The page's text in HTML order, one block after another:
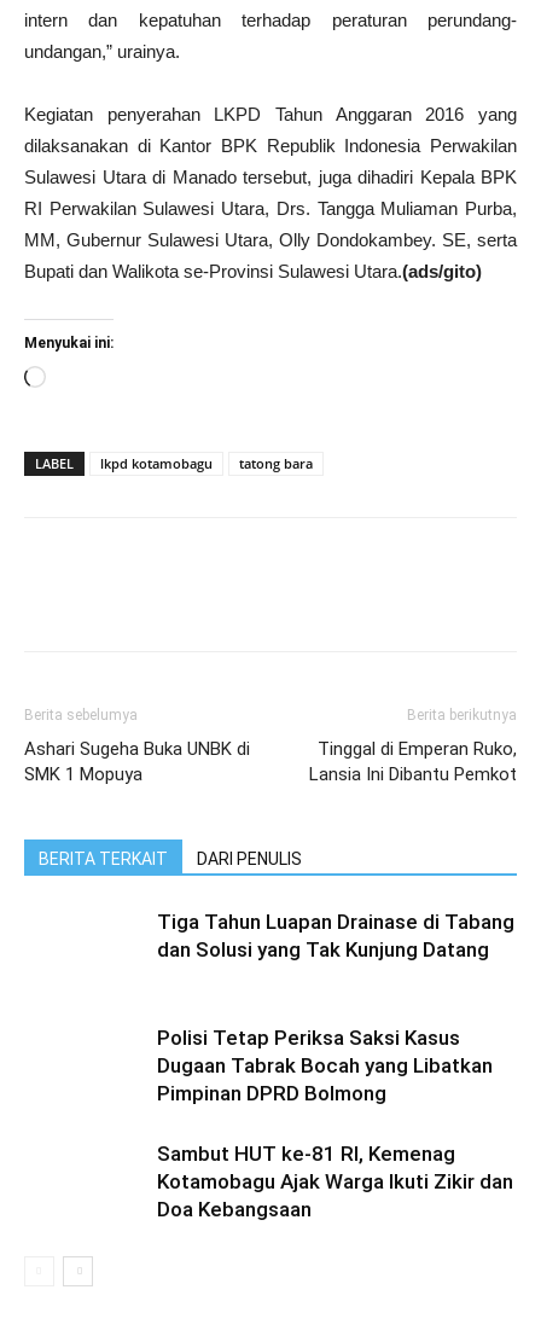
intern dan kepatuhan terhadap peraturan perundang-
undangan,” urainya.
Kegiatan penyerahan LKPD Tahun Anggaran 2016 yang
dilaksanakan di Kantor BPK Republik Indonesia Perwakilan
Sulawesi Utara di Manado tersebut, juga dihadiri Kepala BPK
RI Perwakilan Sulawesi Utara, Drs. Tangga Muliaman Purba,
MM, Gubernur Sulawesi Utara, Olly Dondokambey. SE, serta
Bupati dan Walikota se-Provinsi Sulawesi Utara.(ads/gito)
Menyukai ini:
Memuat...
LABEL lkpd kotamobagu tatong bara
Berita sebelumya
Ashari Sugeha Buka UNBK di
SMK 1 Mopuya
Berita berikutnya
Tinggal di Emperan Ruko,
Lansia Ini Dibantu Pemkot
BERITA TERKAIT DARI PENULIS
Tiga Tahun Luapan Drainase di Tabang
dan Solusi yang Tak Kunjung Datang
Polisi Tetap Periksa Saksi Kasus
Dugaan Tabrak Bocah yang Libatkan
Pimpinan DPRD Bolmong
Sambut HUT ke-81 RI, Kemenag
Kotamobagu Ajak Warga Ikuti Zikir dan
Doa Kebangsaan